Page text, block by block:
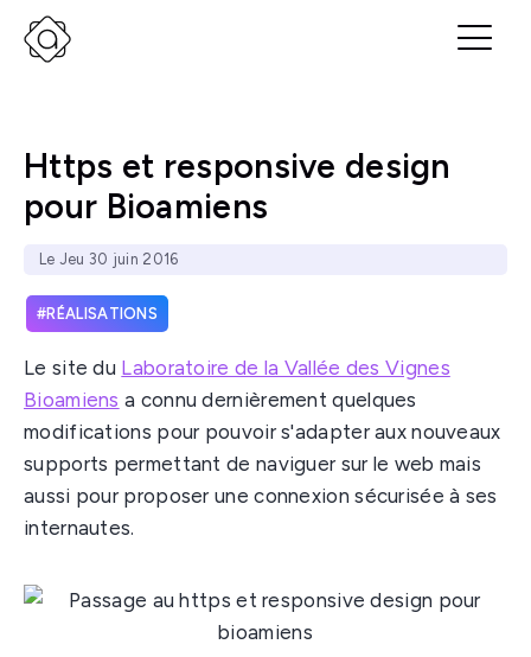
Https et responsive design
pour Bioamiens
Le Jeu 30 juin 2016
RÉALISATIONS
Le site du Laboratoire de la Vallée des Vignes
Bioamiens a connu dernièrement quelques
modifications pour pouvoir s'adapter aux nouveaux
supports permettant de naviguer sur le web mais
aussi pour proposer une connexion sécurisée à ses
internautes.